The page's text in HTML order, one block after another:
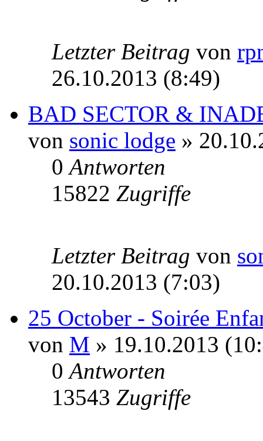
Letzter Beitrag von
26.10.2013 (8:49)
BAD SECTOR &
von sonic lodge »
0Antworten
15822 Zugriffe
Letzter Beitrag von
20.10.2013 (7:03)
25 October - Soirée
von M » 19.10.2013
0Antworten
13543 Zugriffe